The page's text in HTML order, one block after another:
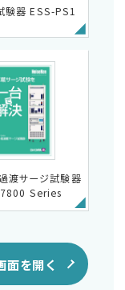
験器 ESS-PS1
渡サージ試験器
Series
面を開く